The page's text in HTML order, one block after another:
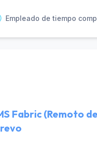
Empleado de tiempo
Fabric (Remoto